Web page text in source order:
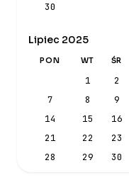
30
Lipiec 2025
PON WT ŚR
1 2
7
8 9
14
15 16
21
22 23
28
29 30